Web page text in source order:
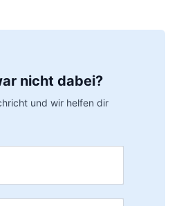
nicht dabei?
und wir helfen dir